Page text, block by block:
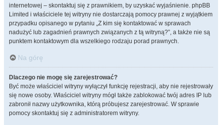
internetowej – skontaktuj się z prawnikiem, by uzyskać wyjaśnienie. phpBB
Limited i właściciele tej witryny nie dostarczają pomocy prawnej z wyjątkiem
przypadku opisanego w pytaniu „Z kim się kontaktować w sprawach
nadużyć lub zagadnień prawnych związanych z tą witryną?”, a także nie są
punktem kontaktowym dla wszelkiego rodzaju porad prawnych.
Na górę
Dlaczego nie mogę się zarejestrować?
Być może właściciel witryny wyłączył funkcję rejestracji, aby nie rejestrowały
się nowe osoby. Właściciel witryny mógł także zablokować twój adres IP lub
zabronił nazwy użytkownika, którą próbujesz zarejestrować. W sprawie
pomocy skontaktuj się z administratorem witryny.